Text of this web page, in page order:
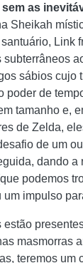
as
Sheikah
Link
sábios cujo
poder de
tamanho e,
de Zelda,
de um
dando a
podemos
um impulso
estão
masmorras
teremos um